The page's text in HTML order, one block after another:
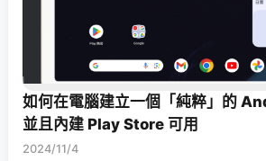
如何在電腦建立一個「純粹」的
並且內建 Play Store 可用
2024/11/4